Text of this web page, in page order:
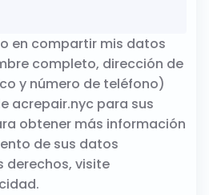
en compartir mis datos
completo, dirección de
y número de teléfono)
acrepair.nyc para sus
obtener más información
de sus datos
derechos, visite
.